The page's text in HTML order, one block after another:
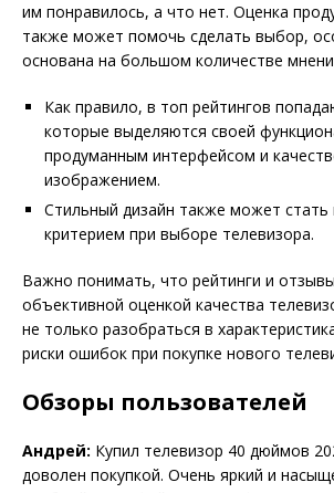
им понравилось, а что нет. Оценка
также может помочь сделать выбор,
основана на большом количестве
Как правило, в топ рейтингов
которые выделяются своей
продуманным интерфейсом и
изображением.
Стильный дизайн также может
критерием при выборе телевизора.
Важно понимать, что рейтинги и
объективной оценкой качества
не только разобраться в
риски ошибок при покупке нового
Обзоры пользователей
Андрей: Купил телевизор 40 дюймов
доволен покупкой. Очень яркий и